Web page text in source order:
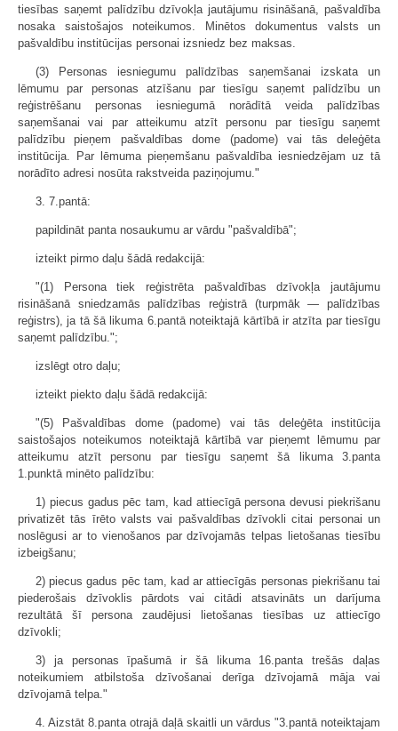
tiesības saņemt palīdzību dzīvokļa jautājumu risināšanā, pašvaldība
nosaka saistošajos noteikumos. Minētos dokumentus valsts un
pašvaldību institūcijas personai izsniedz bez maksas.
(3) Personas iesniegumu palīdzības saņemšanai izskata un
lēmumu par personas atzīšanu par tiesīgu saņemt palīdzību un
reģistrēšanu personas iesniegumā norādītā veida palīdzības
saņemšanai vai par atteikumu atzīt personu par tiesīgu saņemt
palīdzību pieņem pašvaldības dome (padome) vai tās deleģēta
institūcija. Par lēmuma pieņemšanu pašvaldība iesniedzējam uz tā
norādīto adresi nosūta rakstveida paziņojumu."
3. 7.pantā:
papildināt panta nosaukumu ar vārdu "pašvaldībā";
izteikt pirmo daļu šādā redakcijā:
"(1) Persona tiek reģistrēta pašvaldības dzīvokļa jautājumu
risināšanā sniedzamās palīdzības reģistrā (turpmāk — palīdzības
reģistrs), ja tā šā likuma 6.pantā noteiktajā kārtībā ir atzīta par tiesīgu
saņemt palīdzību.";
izslēgt otro daļu;
izteikt piekto daļu šādā redakcijā:
"(5) Pašvaldības dome (padome) vai tās deleģēta institūcija
saistošajos noteikumos noteiktajā kārtībā var pieņemt lēmumu par
atteikumu atzīt personu par tiesīgu saņemt šā likuma 3.panta
1.punktā minēto palīdzību:
1) piecus gadus pēc tam, kad attiecīgā persona devusi piekrišanu
privatizēt tās īrēto valsts vai pašvaldības dzīvokli citai personai un
noslēgusi ar to vienošanos par dzīvojamās telpas lietošanas tiesību
izbeigšanu;
2) piecus gadus pēc tam, kad ar attiecīgās personas piekrišanu tai
piederošais dzīvoklis pārdots vai citādi atsavināts un darījuma
rezultātā šī persona zaudējusi lietošanas tiesības uz attiecīgo
dzīvokli;
3) ja personas īpašumā ir šā likuma 16.panta trešās daļas
noteikumiem atbilstoša dzīvošanai derīga dzīvojamā māja vai
dzīvojamā telpa."
4. Aizstāt 8.panta otrajā daļā skaitli un vārdus "3.pantā noteiktajam